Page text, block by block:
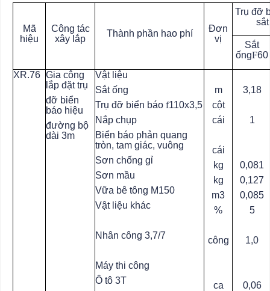
Mã
hiệu
Công tác
xây lắp
Thành phần hao phí
Đơn
vị
Trụ đỡ
Sắt
ốngF60
XR.76 Gia công
lắp đặt trụ
đỡ biển
báo hiệu
đường bộ
dài 3m
Vật liệu
Sắt ống
Trụ đỡ biển báo f110x3,5
Nắp chụp
Biển báo phản quang
tròn, tam giác, vuông
Sơn chống gỉ
Sơn mầu
Vữa bê tông M150
Vật liệu khác
Nhân công 3,7/7
Máy thi công
Ô tô 3T
m
cột
cái
cái
kg
kg
m3
%
công
ca
3,18
1
0,081
0,127
0,085
5
1,0
0,06